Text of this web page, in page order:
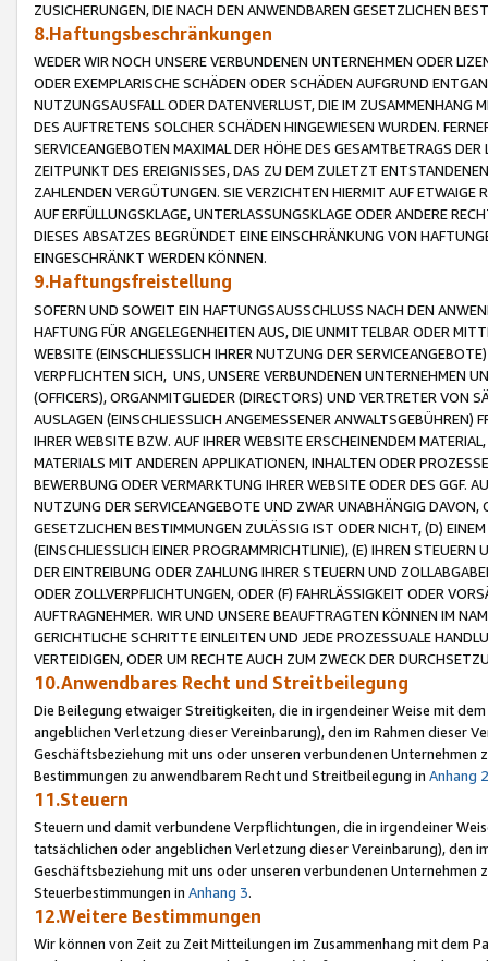
ZUSICHERUNGEN, DIE NACH DEN ANWENDBAREN GESETZLICHEN
8.Haftungsbeschränkungen
WEDER WIR NOCH UNSERE VERBUNDENEN UNTERNEHMEN ODER
ODER EXEMPLARISCHE SCHÄDEN ODER SCHÄDEN AUFGRUND
NUTZUNGSAUSFALL ODER DATENVERLUST, DIE IM ZUSAMMENHANG
DES AUFTRETENS SOLCHER SCHÄDEN HINGEWIESEN WURDEN.
SERVICEANGEBOTEN MAXIMAL DER HÖHE DES GESAMTBETRAGS
ZEITPUNKT DES EREIGNISSES, DAS ZU DEM ZULETZT
ZAHLENDEN VERGÜTUNGEN. SIE VERZICHTEN HIERMIT AUF
AUF ERFÜLLUNGSKLAGE, UNTERLASSUNGSKLAGE ODER ANDERE
DIESES ABSATZES BEGRÜNDET EINE EINSCHRÄNKUNG VON
EINGESCHRÄNKT WERDEN KÖNNEN.
9.Haftungsfreistellung
SOFERN UND SOWEIT EIN HAFTUNGSAUSSCHLUSS NACH DEN
HAFTUNG FÜR ANGELEGENHEITEN AUS, DIE UNMITTELBAR ODER
WEBSITE (EINSCHLIESSLICH IHRER NUTZUNG DER
VERPFLICHTEN SICH, UNS, UNSERE VERBUNDENEN UNTERNEHMEN
(OFFICERS), ORGANMITGLIEDER (DIRECTORS) UND VERTRETER VON
AUSLAGEN (EINSCHLIESSLICH ANGEMESSENER
IHRER WEBSITE BZW. AUF IHRER WEBSITE ERSCHEINENDEM
MATERIALS MIT ANDEREN APPLIKATIONEN, INHALTEN ODER
BEWERBUNG ODER VERMARKTUNG IHRER WEBSITE ODER DES GGF.
NUTZUNG DER SERVICEANGEBOTE UND ZWAR UNABHÄNGIG
GESETZLICHEN BESTIMMUNGEN ZULÄSSIG IST ODER NICHT, (D)
(EINSCHLIESSLICH EINER PROGRAMMRICHTLINIE), (E) IHREN
DER EINTREIBUNG ODER ZAHLUNG IHRER STEUERN UND
ODER ZOLLVERPFLICHTUNGEN, ODER (F) FAHRLÄSSIGKEIT ODER
AUFTRAGNEHMER. WIR UND UNSERE BEAUFTRAGTEN KÖNNEN IM
GERICHTLICHE SCHRITTE EINLEITEN UND JEDE PROZESSUALE
VERTEIDIGEN, ODER UM RECHTE AUCH ZUM ZWECK DER
10.Anwendbares Recht und Streitbeilegung
Die Beilegung etwaiger Streitigkeiten, die in irgendeiner Weise mit
angeblichen Verletzung dieser Vereinbarung), den im Rahmen dieser
Geschäftsbeziehung mit uns oder unseren verbundenen
Bestimmungen zu anwendbarem Recht und Streitbeilegung in Anhang 2
11.Steuern
Steuern und damit verbundene Verpflichtungen, die in irgendeiner
tatsächlichen oder angeblichen Verletzung dieser Vereinbarung), den
Geschäftsbeziehung mit uns oder unseren verbundenen
Steuerbestimmungen in Anhang 3.
12.Weitere Bestimmungen
Wir können von Zeit zu Zeit Mitteilungen im Zusammenhang mit dem